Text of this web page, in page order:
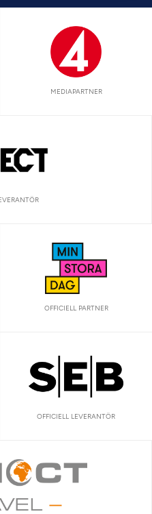
MEDIAPARTNER
OFFICIELL PARTNER
OFFICIELL LEVERANTÖR